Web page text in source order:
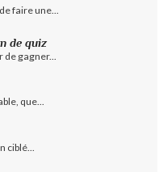
faire une...
de quiz
gagner...
que...
ciblé...